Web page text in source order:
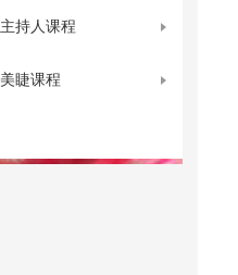
主持人课程
美睫课程